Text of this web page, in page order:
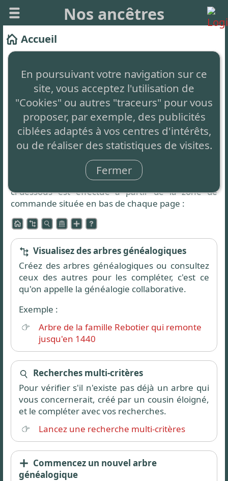
Nos ancêtres
En poursuivant votre navigation sur ce
site, vous acceptez l'utilisation de
"Cookies" ou autres "traceurs" pour vous
proposer, par exemple, des publicités
ciblées adaptés à vos centres d'intérêts,
ou de réaliser des statistiques de visites.
Fermer
Accueil
Ce site vous permet de créer facilement votre
arbre généalogique et de le partager.
totalement gratuit, sans aucune restriction,
simplement auto-financé par de la publicité non
intrusive en bas de page.
Le concept innovant: C'est 1 seul arbre partagé
par tous et à compléter par chacun.
Zone de commande
L'accès aux différentes fonctionnalités présentées
ci-dessous est effectué à partir de la zone de
commande située en bas de chaque page :
Visualisez des arbres généalogiques
Créez des arbres généalogiques ou consultez
ceux des autres pour les compléter, c'est ce
qu'on appelle la généalogie collaborative.
Exemple :
Arbre de la famille Rebotier qui remonte
jusqu'en 1440
Recherches multi-critères
Pour vérifier s'il n'existe pas déjà un arbre qui
vous concernerait, créé par un cousin éloigné,
et le compléter avec vos recherches.
Lancez une recherche multi-critères
Commencez un nouvel arbre
généalogique